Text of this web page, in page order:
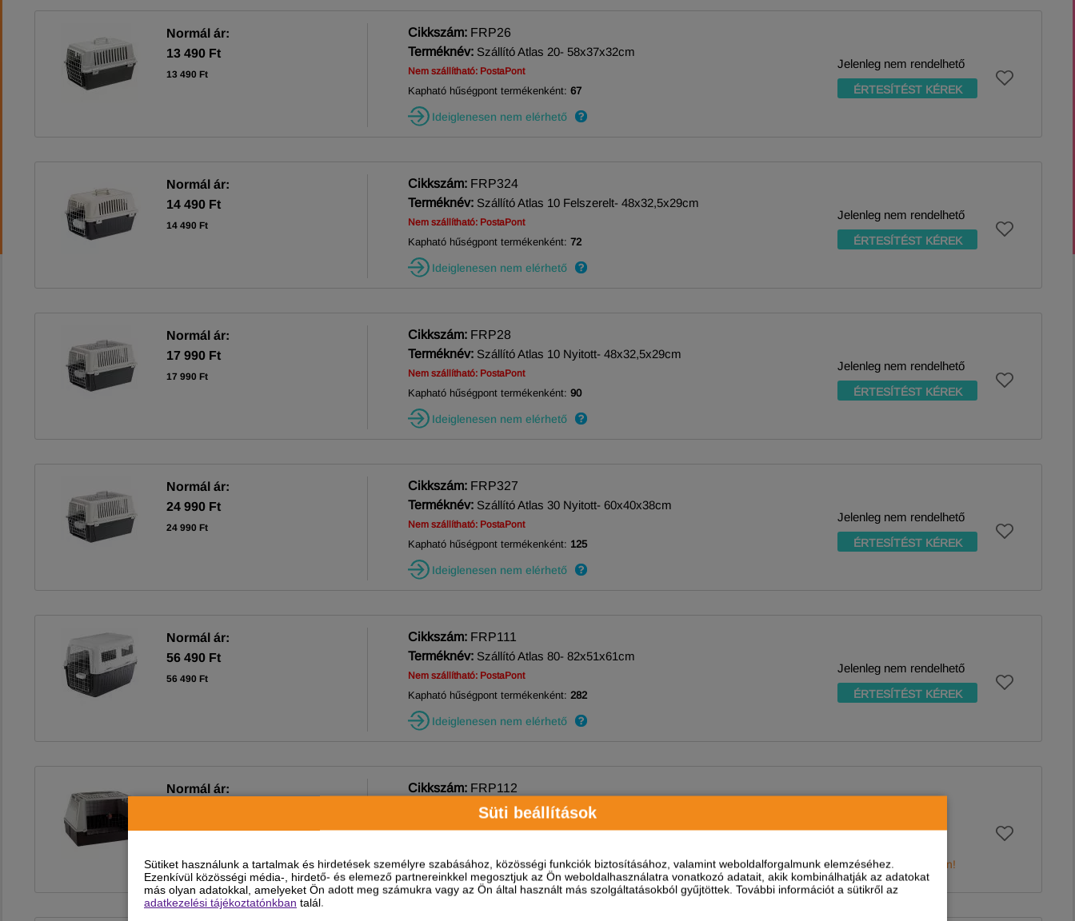
Süti beállítások
Sütiket használunk a tartalmak és hirdetések személyre szabásához, közösségi funkciók biztosításához, valamint weboldalforgalmunk elemzéséhez.
Ezenkívül közösségi média-, hirdető- és elemező partnereinkkel megosztjuk az Ön weboldalhasználatra vonatkozó adatait, akik kombinálhatják az adatokat
más olyan adatokkal, amelyeket Ön adott meg számukra vagy az Ön által használt más szolgáltatásokból gyűjtöttek. További információt a sütikről az
adatkezelési tájékoztatónkban talál.
Normál ár:
13 490 Ft
13 490 Ft
Cikkszám: FRP26
Terméknév: Szállító Atlas 20- 58x37x32cm
Nem szállítható: PostaPont
Kapható hűségpont termékenként: 67
Ideiglenesen nem elérhető
Jelenleg nem rendelhető
ÉRTESÍTÉST KÉREK
Normál ár:
14 490 Ft
14 490 Ft
Cikkszám: FRP324
Terméknév: Szállító Atlas 10 Felszerelt- 48x32,5x29cm
Nem szállítható: PostaPont
Kapható hűségpont termékenként: 72
Ideiglenesen nem elérhető
Jelenleg nem rendelhető
ÉRTESÍTÉST KÉREK
Normál ár:
17 990 Ft
17 990 Ft
Cikkszám: FRP28
Terméknév: Szállító Atlas 10 Nyitott- 48x32,5x29cm
Nem szállítható: PostaPont
Kapható hűségpont termékenként: 90
Ideiglenesen nem elérhető
Jelenleg nem rendelhető
ÉRTESÍTÉST KÉREK
Normál ár:
24 990 Ft
24 990 Ft
Cikkszám: FRP327
Terméknév: Szállító Atlas 30 Nyitott- 60x40x38cm
Nem szállítható: PostaPont
Kapható hűségpont termékenként: 125
Ideiglenesen nem elérhető
Jelenleg nem rendelhető
ÉRTESÍTÉST KÉREK
Normál ár:
56 490 Ft
56 490 Ft
Cikkszám: FRP111
Terméknév: Szállító Atlas 80- 82x51x61cm
Nem szállítható: PostaPont
Kapható hűségpont termékenként: 282
Ideiglenesen nem elérhető
Jelenleg nem rendelhető
ÉRTESÍTÉST KÉREK
Normál ár:
72 990 Ft
Cikkszám: FRP112
Szállító Atlas 100- 100x60x66cm
Készleten, várható szállítás 1-3 munkanap
+
-
Még 1 db van raktáron!